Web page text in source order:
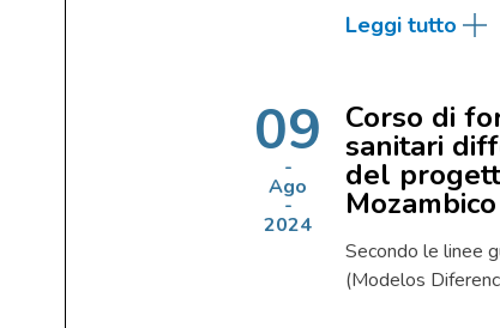
Leggi tutto
09
Ago
2024
Corso di
sanitari
del
Mozambico
Secondo le linee
(Modelos